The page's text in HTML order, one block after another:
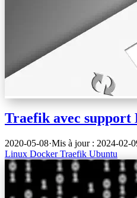
Traefik avec support
2020-05-08·Mis à jour : 2024-02-
Linux DockerTraefik Ubuntu